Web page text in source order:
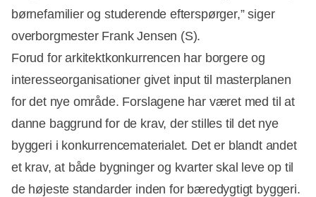
børnefamilier og studerende efterspørger,” siger
overborgmester Frank Jensen (S).
Forud for arkitektkonkurrencen har borgere og
interesseorganisationer givet input til masterplanen
for det nye område. Forslagene har været med til at
danne baggrund for de krav, der stilles til det nye
byggeri i konkurrencematerialet. Det er blandt andet
et krav, at både bygninger og kvarter skal leve op til
de højeste standarder inden for bæredygtigt byggeri.